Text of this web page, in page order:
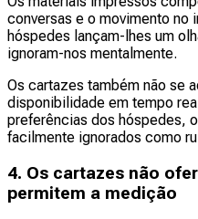
conversas e o movimento no
hóspedes lançam-lhes um
ignoram-nos mentalmente.
Os cartazes também não se
disponibilidade em tempo
preferências dos hóspedes,
facilmente ignorados como
4. Os cartazes não
permitem a medição